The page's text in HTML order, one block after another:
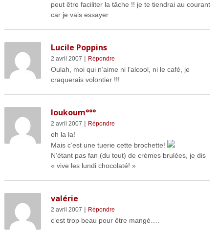
peut être faciliter la tâche !! je te tiendrai au courant
car je vais essayer
Lucile Poppins
2 avril 2007 | Répondre
Oulah, moi qui n’aime ni l’alcool, ni le café, je
craquerais volontier !!!
loukoum°°°
2 avril 2007 | Répondre
oh la la!
Mais c’est une tuerie cette brochette!
N’étant pas fan (du tout) de crèmes brulées, je dis
« vive les lundi chocolaté! »
valérie
2 avril 2007 | Répondre
c’est trop beau pour être mangé….